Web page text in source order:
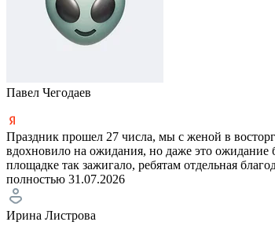
Павел Чегодаев
Праздник прошел 27 числа, мы с женой в
вдохновило на ожидания, но даже это ожидание
площадке так зажигало, ребятам отдельная
полностью 31.07.2026
Ирина Листрова